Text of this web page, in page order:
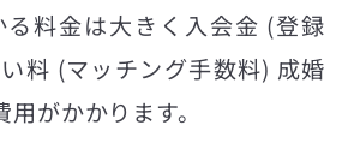
料金は大きく入会金 (登録
料 (マッチング手数料) 成婚
がかかります。